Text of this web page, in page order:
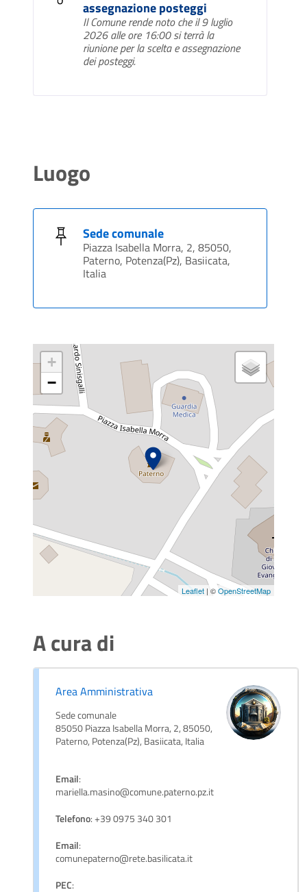
assegnazione posteggi
Il Comune rende noto che il 9 luglio
2026 alle ore 16:00 si terrà la
riunione per la scelta e assegnazione
dei posteggi.
Luogo
Sede comunale
Piazza Isabella Morra, 2, 85050,
Paterno, Potenza(Pz), Basiicata,
Italia
+
−
Leaflet | ©OpenStreetMap
A cura di
Area Amministrativa
Sede comunale
85050 Piazza Isabella Morra, 2, 85050,
Paterno, Potenza(Pz), Basiicata, Italia
Email:
mariella.masino@comune.paterno.pz.it
Telefono: +39 0975 340 301
Email:
comunepaterno@rete.basilicata.it
PEC: